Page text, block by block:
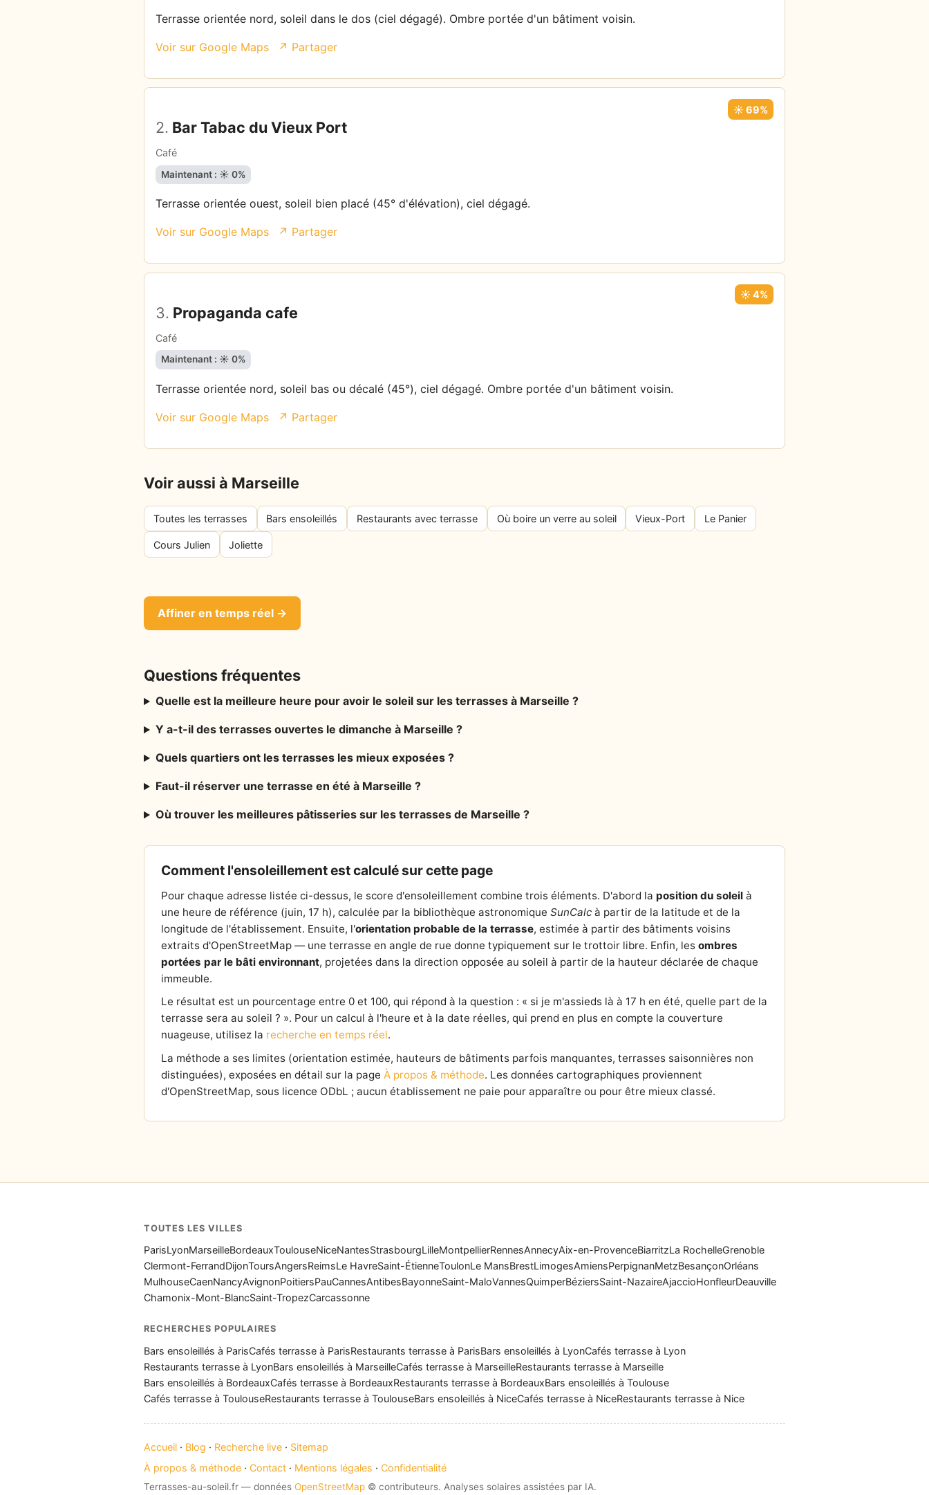
Terrasse orientée nord, soleil dans le dos (ciel dégagé). Ombre portée d'un bâtiment voisin.
Voir sur Google Maps ↗ Partager
2. Bar Tabac du Vieux Port
Café
☀️ 69%
Maintenant : ☀️ 0%
Terrasse orientée ouest, soleil bien placé (45° d'élévation), ciel dégagé.
Voir sur Google Maps ↗ Partager
3. Propaganda cafe
Café
☀️ 4%
Maintenant : ☀️ 0%
Terrasse orientée nord, soleil bas ou décalé (45°), ciel dégagé. Ombre portée d'un bâtiment voisin.
Voir sur Google Maps ↗ Partager
Voir aussi à Marseille
Toutes les terrasses Bars ensoleillés Restaurants avec terrasse Où boire un verre au soleil Vieux-Port Le Panier
Cours Julien Joliette
Affiner en temps réel →
Questions fréquentes
Quelle est la meilleure heure pour avoir le soleil sur les terrasses à Marseille ?
Y a-t-il des terrasses ouvertes le dimanche à Marseille ?
Quels quartiers ont les terrasses les mieux exposées ?
Faut-il réserver une terrasse en été à Marseille ?
Où trouver les meilleures pâtisseries sur les terrasses de Marseille ?
Comment l'ensoleillement est calculé sur cette page
Pour chaque adresse listée ci-dessus, le score d'ensoleillement combine trois éléments. D'abord la position du soleil à
une heure de référence (juin, 17 h), calculée par la bibliothèque astronomique SunCalc à partir de la latitude et de la
longitude de l'établissement. Ensuite, l'orientation probable de la terrasse, estimée à partir des bâtiments voisins
extraits d'OpenStreetMap — une terrasse en angle de rue donne typiquement sur le trottoir libre. Enfin, les ombres
portées par le bâti environnant, projetées dans la direction opposée au soleil à partir de la hauteur déclarée de chaque
immeuble.
Le résultat est un pourcentage entre 0 et 100, qui répond à la question : « si je m'assieds là à 17 h en été, quelle part de la
terrasse sera au soleil ? ». Pour un calcul à l'heure et à la date réelles, qui prend en plus en compte la couverture
nuageuse, utilisez la recherche en temps réel.
La méthode a ses limites (orientation estimée, hauteurs de bâtiments parfois manquantes, terrasses saisonnières non
distinguées), exposées en détail sur la page À propos & méthode. Les données cartographiques proviennent
d'OpenStreetMap, sous licence ODbL ; aucun établissement ne paie pour apparaître ou pour être mieux classé.
TOUTES LES VILLES
ParisLyonMarseilleBordeauxToulouseNiceNantesStrasbourgLilleMontpellierRennesAnnecyAix-en-ProvenceBiarritzLa RochelleGrenoble
Clermont-FerrandDijonToursAngersReimsLe HavreSaint-ÉtienneToulonLe MansBrestLimogesAmiensPerpignanMetzBesançonOrléans
MulhouseCaenNancyAvignonPoitiersPauCannesAntibesBayonneSaint-MaloVannesQuimperBéziersSaint-NazaireAjaccioHonfleurDeauville
Chamonix-Mont-BlancSaint-TropezCarcassonne
RECHERCHES POPULAIRES
Bars ensoleillés à ParisCafés terrasse à ParisRestaurants terrasse à ParisBars ensoleillés à LyonCafés terrasse à Lyon
Restaurants terrasse à LyonBars ensoleillés à MarseilleCafés terrasse à MarseilleRestaurants terrasse à Marseille
Bars ensoleillés à BordeauxCafés terrasse à BordeauxRestaurants terrasse à BordeauxBars ensoleillés à Toulouse
Cafés terrasse à ToulouseRestaurants terrasse à ToulouseBars ensoleillés à NiceCafés terrasse à NiceRestaurants terrasse à Nice
Accueil · Blog · Recherche live · Sitemap
À propos & méthode · Contact · Mentions légales · Confidentialité
Terrasses-au-soleil.fr — données OpenStreetMap © contributeurs. Analyses solaires assistées par IA.